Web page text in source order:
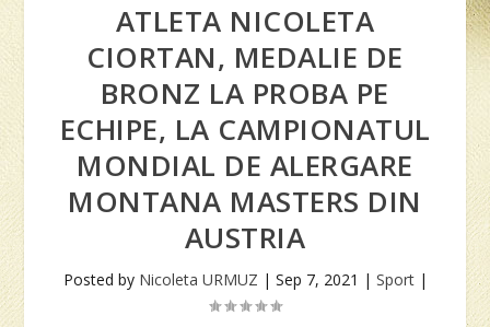
ATLETA NICOLETA
CIORTAN, MEDALIE DE
BRONZ LA PROBA PE
ECHIPE, LA CAMPIONATUL
MONDIAL DE ALERGARE
MONTANA MASTERS DIN
AUSTRIA
Posted by Nicoleta URMUZ | Sep 7, 2021 | Sport|